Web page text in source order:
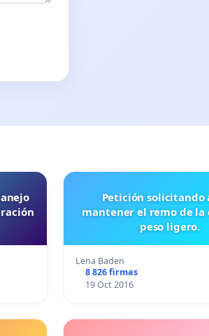
Petición solicitando a FISA
mantener el remo de la
peso ligero.
Lena Baden
8 826 firmas
19 Oct 2016